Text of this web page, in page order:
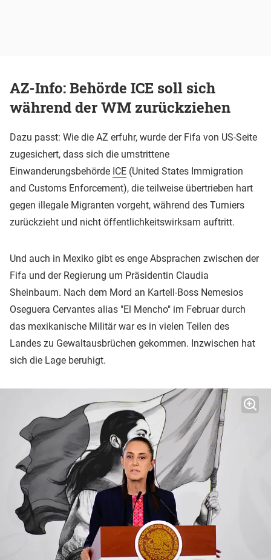
AZ-Info: Behörde ICE soll sich
während der WM zurückziehen
Dazu passt: Wie die AZ erfuhr, wurde der Fifa von US-Seite
zugesichert, dass sich die umstrittene
Einwanderungsbehörde ICE (United States Immigration
and Customs Enforcement), die teilweise übertrieben hart
gegen illegale Migranten vorgeht, während des Turniers
zurückzieht und nicht öffentlichkeitswirksam auftritt.
Und auch in Mexiko gibt es enge Absprachen zwischen der
Fifa und der Regierung um Präsidentin Claudia
Sheinbaum. Nach dem Mord an Kartell-Boss Nemesios
Oseguera Cervantes alias "El Mencho" im Februar durch
das mexikanische Militär war es in vielen Teilen des
Landes zu Gewaltausbrüchen gekommen. Inzwischen hat
sich die Lage beruhigt.